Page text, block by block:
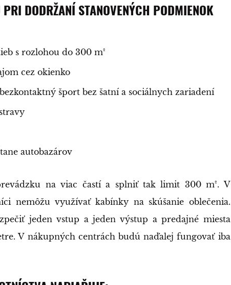
DODRŽANÍ STANOVENÝCH PODMIENOK
s rozlohou do 300 m²
cez okienko
šport bez šatní a sociálnych zariadení
autobazárov
na viac častí a splniť tak limit 300 m². V
nemôžu využívať kabínky na skúšanie oblečenia.
jeden vstup a jeden výstup a predajné miesta
V nákupných centrách budú naďalej fungovať iba